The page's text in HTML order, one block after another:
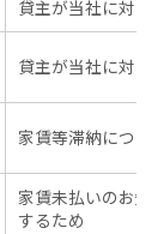
貸主が当社に対し
貸主が当社に対し
家賃等滞納につき
家賃未払いのお知
するため